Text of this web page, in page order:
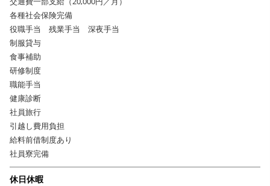
歴史ある企業基盤と現場の熱意がタッグを組むこの舞台で、大きなやりが
いと成長を手にしてください！
さらに…
★社宅あり！ ★各種手当＆インセンティブあり！ ★各種休暇制度あ
り！
→労働環境の改善を常に進め、社員のモチベーションをアップさせていま
す。
各種社会保険完備
役職手当 残業手当 深夜手当
制服貸与
食事補助
研修制度
職能手当
健康診断
社員旅行
引越し費用負担
給料前借制度あり
社員寮完備
休日休暇